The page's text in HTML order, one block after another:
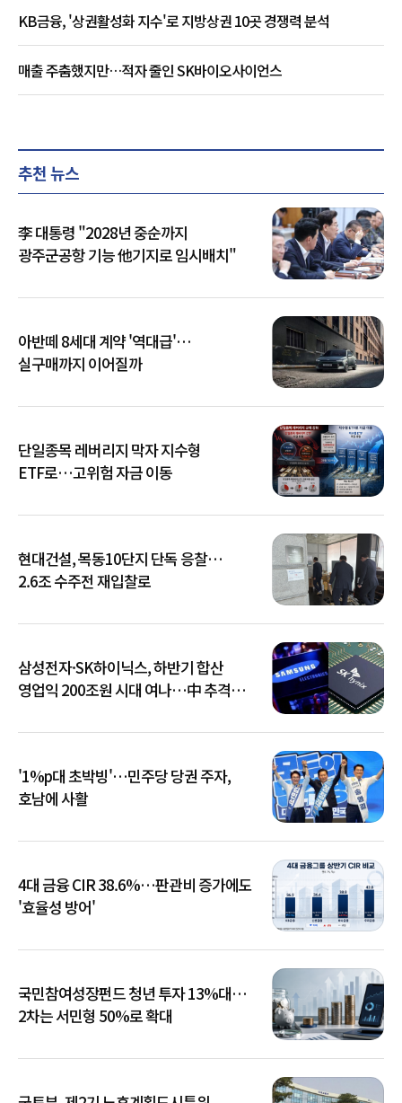
KB금융, '상권활성화 지수'로 지방상권 10곳 경쟁력 분석
매출 주춤했지만…적자 줄인 SK바이오사이언스
추천 뉴스
李 대통령 "2028년 중순까지
광주군공항 기능 他기지로 임시배치"
아반떼 8세대 계약 '역대급'…
실구매까지 이어질까
단일종목 레버리지 막자 지수형
ETF로…고위험 자금 이동
현대건설, 목동10단지 단독 응찰…
2.6조 수주전 재입찰로
삼성전자·SK하이닉스, 하반기 합산
영업익 200조원 시대 여나…中 추격은
'1%p대 초박빙'…민주당 당권 주자,
호남에 사활
4대 금융 CIR 38.6%…판관비 증가에도
'효율성 방어'
국민참여성장펀드 청년 투자 13%대…
2차는 서민형 50%로 확대